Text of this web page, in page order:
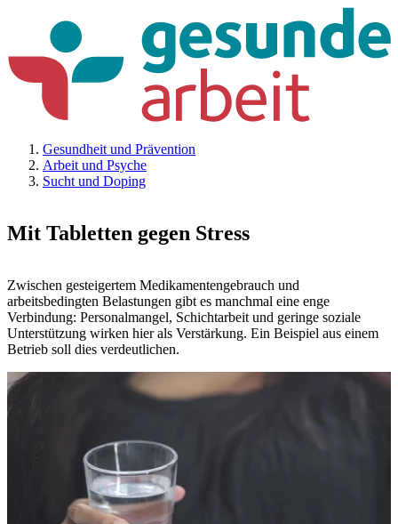
Gesundheit und Prävention
Arbeit und Psyche
Sucht und Doping
Mit Tabletten gegen Stress
Zwischen gesteigertem Medikamentengebrauch und
arbeitsbedingten Belastungen gibt es manchmal eine enge
Verbindung: Personalmangel, Schichtarbeit und geringe soziale
Unterstützung wirken hier als Verstärkung. Ein Beispiel aus einem
Betrieb soll dies verdeutlichen.